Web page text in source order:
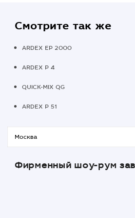
Смотрите так же
ARDEX EP 2000
ARDEX P 4
QUICK-MIX QG
ARDEX P 51
Фирменный шоу-рум